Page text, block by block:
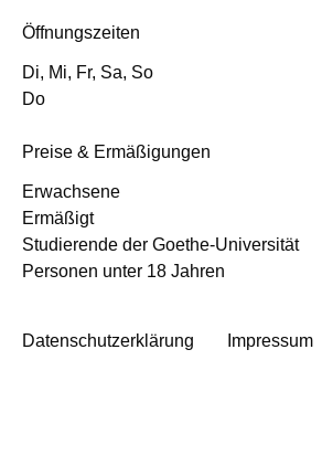
Öffnungszeiten
Di, Mi, Fr, Sa, So
Do
Preise & Ermäßigungen
Erwachsene
Ermäßigt
Studierende der Goethe-Universität
Personen unter 18 Jahren
Datenschutzerklärung Impressum